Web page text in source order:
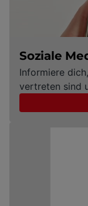
Soziale
Informiere
vertreten sind